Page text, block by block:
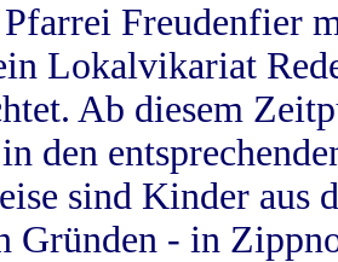
Pfarrei Freudenfier
Lokalvikariat
Ab diesem
den
sind Kinder aus
Gründen - in